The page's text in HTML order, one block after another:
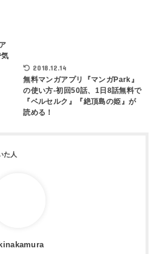
2018.12.14
無料マンガアプリ『マンガPark』
の使い方-初回50話、1日8話無料で
『ベルセルク』『絶頂島の姫』が
読める！